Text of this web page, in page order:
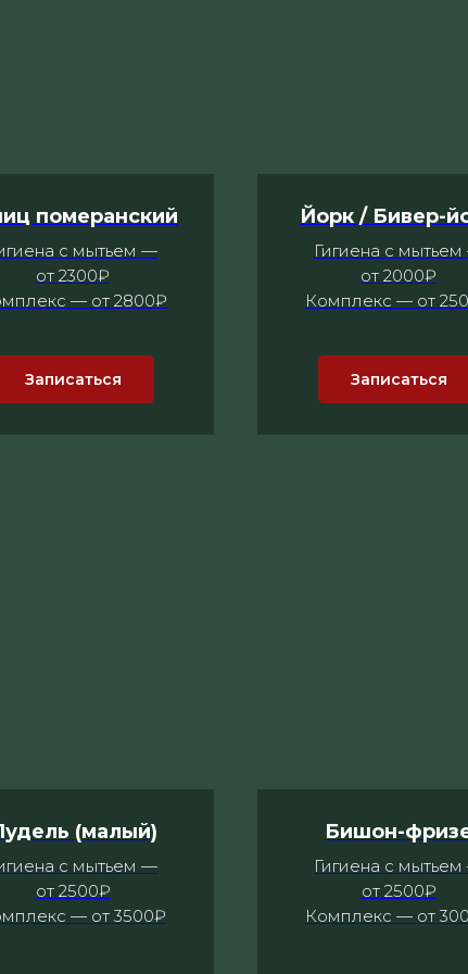
померанский
с мытьем —
от 2300₽
— от 2800₽
Записаться
Йорк / Бивер-
Гигиена с
от 2000₽
Комплекс — от
Записаться
(малый)
с мытьем —
от 2500₽
— от 3500₽
Бишон-
Гигиена с
от 2500₽
Комплекс — от